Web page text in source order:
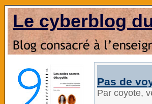
Le cyberblog
Pas de
Par coyote,